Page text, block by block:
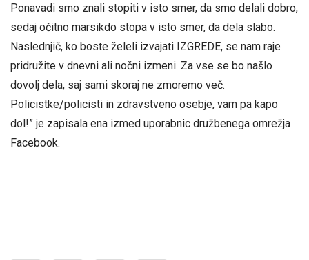
Ponavadi smo znali stopiti v isto smer, da smo delali dobro,
sedaj očitno marsikdo stopa v isto smer, da dela slabo.
Naslednjič, ko boste želeli izvajati IZGREDE, se nam raje
pridružite v dnevni ali nočni izmeni. Za vse se bo našlo
dovolj dela, saj sami skoraj ne zmoremo več.
Policistke/policisti in zdravstveno osebje, vam pa kapo
dol!” je zapisala ena izmed uporabnic družbenega omrežja
Facebook.